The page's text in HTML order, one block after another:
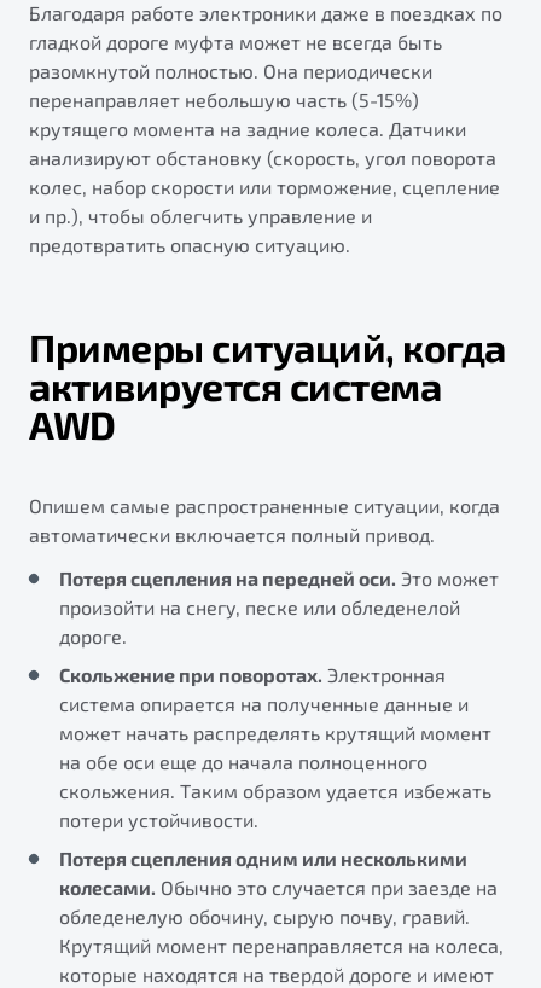
Благодаря работе электроники даже в поездках по
гладкой дороге муфта может не всегда быть
разомкнутой полностью. Она периодически
перенаправляет небольшую часть (5-15%)
крутящего момента на задние колеса. Датчики
анализируют обстановку (скорость, угол поворота
колес, набор скорости или торможение, сцепление
и пр.), чтобы облегчить управление и
предотвратить опасную ситуацию.
Примеры ситуаций, когда
активируется система
AWD
Опишем самые распространенные ситуации, когда
автоматически включается полный привод.
Потеря сцепления на передней оси. Это может
произойти на снегу, песке или обледенелой
дороге.
Скольжение при поворотах. Электронная
система опирается на полученные данные и
может начать распределять крутящий момент
на обе оси еще до начала полноценного
скольжения. Таким образом удается избежать
потери устойчивости.
Потеря сцепления одним или несколькими
колесами. Обычно это случается при заезде на
обледенелую обочину, сырую почву, гравий.
Крутящий момент перенаправляется на колеса,
которые находятся на твердой дороге и имеют